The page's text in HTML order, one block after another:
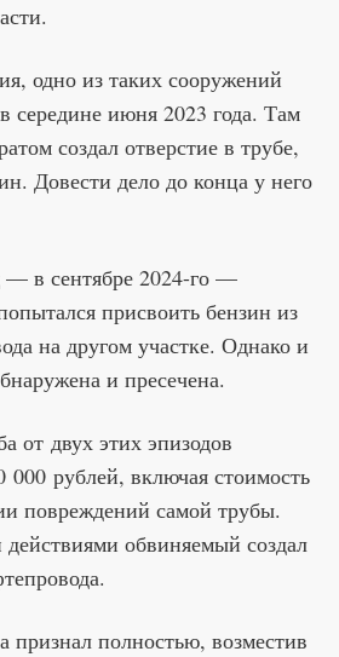
одно из таких сооружений
середине июня 2023 года. Там
создал отверстие в трубе,
Довести дело до конца у него
— в сентябре 2024-го —
присвоить бензин из
на другом участке. Однако и
и пресечена.
от двух этих эпизодов
000 рублей, включая стоимость
повреждений самой трубы.
обвиняемый создал
полностью, возместив